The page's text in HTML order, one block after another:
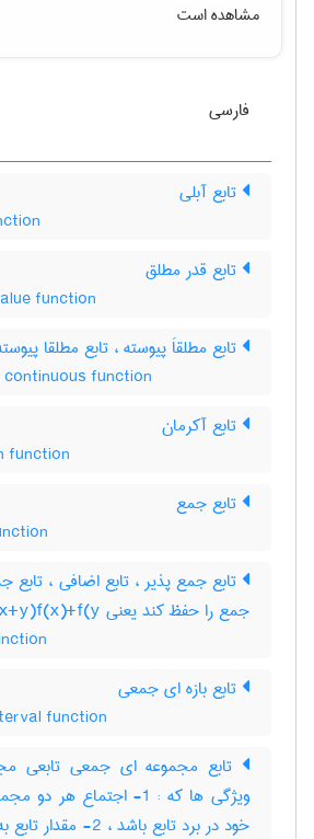
مشاهده است
فارسی
تابع آبلی
تابع قدر مطلق
function
تابع مطلقاَ پیوسته ، تابع مطلقا
function
تابع آکرمان
function
تابع جمع
جمع را حفظ کند یعنی f(x+y)f(x)+f(y ، تابع جمعی
تابع بازه ای جمعی
function
تابع مجموعه ای جمعی تابعی
ویژگی ها که : 1- اجتماع هر
خود در برد تابع باشد ،